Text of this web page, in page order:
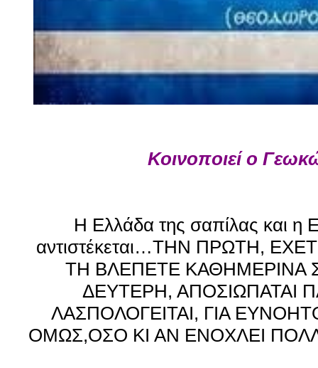
Κοινοποιεί ο
Η Ελλάδα της σαπίλας και η
αντιστέκεται…ΤΗΝ ΠΡΩΤΗ,
ΤΗ ΒΛΕΠΕΤΕ ΚΑΘΗΜΕΡΙΝΑ
ΔΕΥΤΕΡΗ, ΑΠΟΣΙΩΠΑΤΑΙ
ΛΑΣΠΟΛΟΓΕΙΤΑΙ, ΓΙΑ
ΟΜΩΣ,ΟΣΟ ΚΙ ΑΝ ΕΝΟΧΛΕΙ